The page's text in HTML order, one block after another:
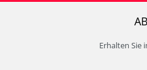
Erhalten Sie